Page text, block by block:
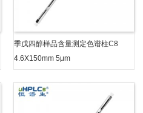
季戊四醇样品含量测定色谱柱C8
4.6X150mm 5μm